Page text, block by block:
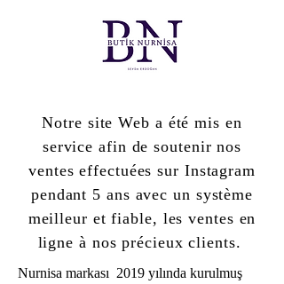
Notre site Web a été mis en
service afin de soutenir nos
ventes effectuées sur Instagram
pendant 5 ans avec un système
meilleur et fiable, les ventes en
ligne à nos précieux clients.
Nurnisa markası 2019 yılında kurulmuş